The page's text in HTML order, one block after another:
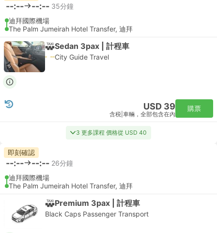
--:-- --:-- 35分鐘
迪拜國際機場
The Palm Jumeirah Hotel Transfer, 迪拜
Sedan 3pax | 計程車
City Guide Travel
USD 39
含税 車輛，全部包含在內
購票
3 更多課程 價格從 USD 40
即刻確認
--:-- --:-- 26分鐘
迪拜國際機場
The Palm Jumeirah Hotel Transfer, 迪拜
Premium 3pax | 計程車
Black Caps Passenger Transport